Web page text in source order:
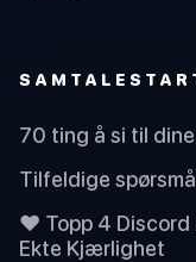
70 ting å si til
Tilfeldige
❤️ Topp 4 Discord
Ekte Kjærlighet